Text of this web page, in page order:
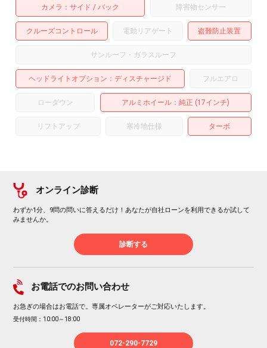
カメラ サイド バック 障害物センサー
クルーズコントロール 電動リアゲート 盗難防止装置
サンルーフ・ガラスルーフ
ヘッドライトオプション ディスチャージド フルエアロ
ローダウン アルミホイール ：純正 (17インチ)
リフトアップ 寒冷地仕様 ターボ
オンライン診断
わずか1分、9問の問いに答えるだけ！あなたが自社ローンを利用できるか試して
みませんか。
診断する
お電話でのお問い合わせ
お急ぎの場合はお電話で。専属オペレーターがご対応いたします。
受付時間：10:00～18:00
072-290-7729